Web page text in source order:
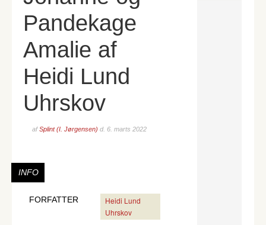
Pandekage
Amalie af
Heidi Lund
Uhrskov
afSplint (I. Jørgensen) d. 6. marts 2022
INFO
FORFATTER
Heidi Lund
Uhrskov